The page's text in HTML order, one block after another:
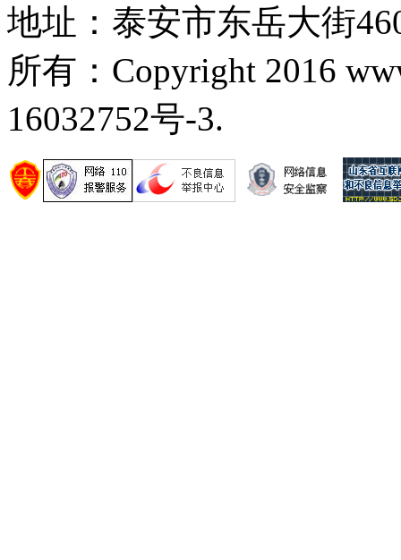
地址：泰安市东岳大街
所有：Copyright 2016
16032752号-3.